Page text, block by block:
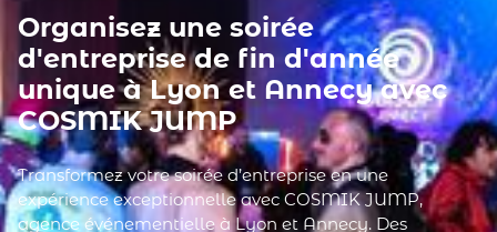
Organisez une soirée
d'entreprise de fin d'année
unique à Lyon et Annecy avec
COSMIK JUMP
Transformez votre soirée d’entreprise en une
expérience exceptionnelle avec COSMIK JUMP,
agence événementielle à Lyon et Annecy. Des